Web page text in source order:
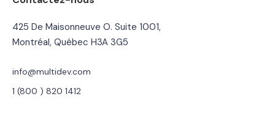
425 De Maisonneuve O. Suite 1001,
Montréal, Québec H3A 3G5
info@multidev.com
1 (800 ) 820 1412